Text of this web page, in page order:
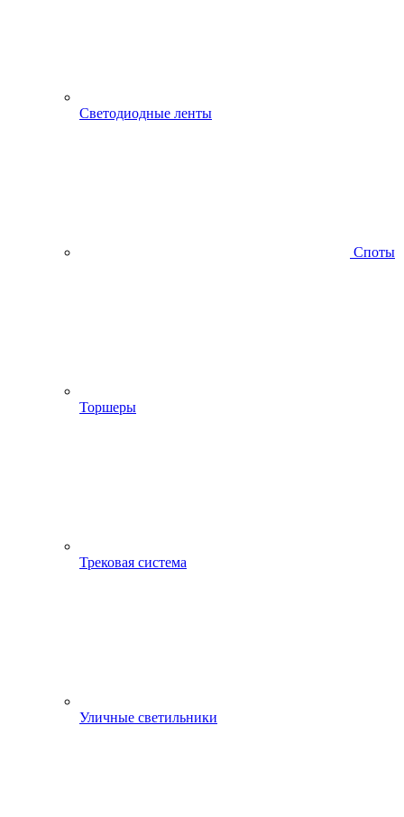
Светодиодные ленты
Споты
Торшеры
Трековая система
Уличные светильники